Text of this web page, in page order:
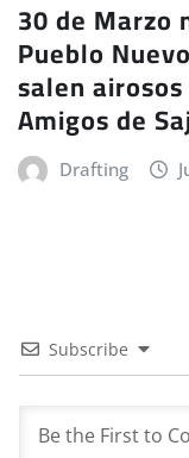
30 de
Pueblo
salen
Amigos de
Drafting
Subscribe